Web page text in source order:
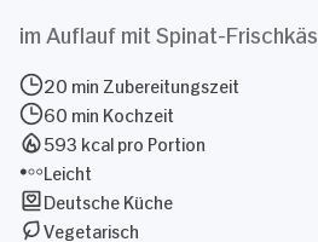
im Auflauf mit Spinat-
20 min Zubereitungszeit
60 min Kochzeit
593 kcal pro Portion
Leicht
Deutsche Küche
Vegetarisch